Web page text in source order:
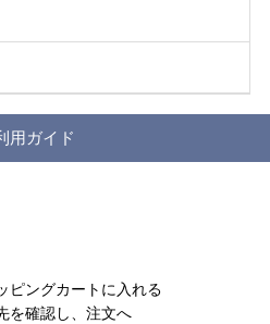
用ガイド
ピングカートに入れる
を確認し、注文へ